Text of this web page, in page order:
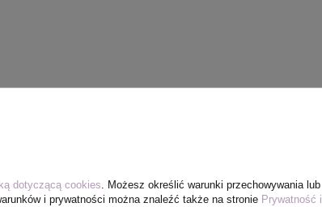
dotyczącą cookies . Możesz określić warunki przechowywania lub
i prywatności można znaleźć także na stronie Prywatność i